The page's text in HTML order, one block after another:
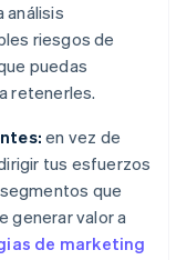
análisis
riesgos de
puedas
retenerles.
en vez de
tus esfuerzos
que
generar valor a
de marketing